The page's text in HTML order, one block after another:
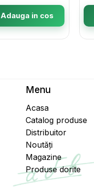
Adauga in cos
Menu
Acasa
Catalog produse
Distribuitor
Noutăți
Magazine
Produse dorite